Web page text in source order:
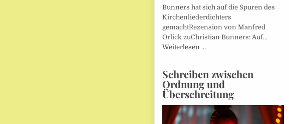
Bunners hat sich auf die Spuren des
Kirchenliederdichters
gemachtRezension von Manfred
Orlick zuChristian Bunners: Auf…
Weiterlesen …
Schreiben zwischen
Ordnung und
Überschreitung